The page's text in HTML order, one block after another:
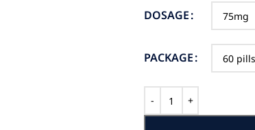
DOSAGE
PACKAGE